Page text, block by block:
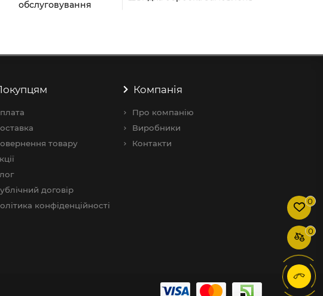
обслуговування
товару
договір
конфіденційності
Компанія
Про компанію
Виробники
Контакти
0
0